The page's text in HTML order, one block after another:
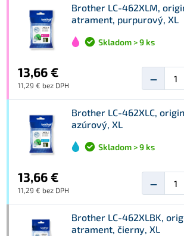
Brother LC-462XLM,
atrament, purpurový, XL
Skladom > 9 ks
13,66 €
11,29 € bez DPH −
Brother LC-462XLC,
azúrový, XL
Skladom > 9 ks
13,66 €
11,29 € bez DPH −
Brother LC-462XLBK,
atrament, čierny, XL